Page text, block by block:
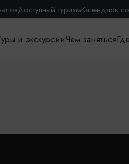
Доступный туризмКалендарь
и экскурсииЧем заняться